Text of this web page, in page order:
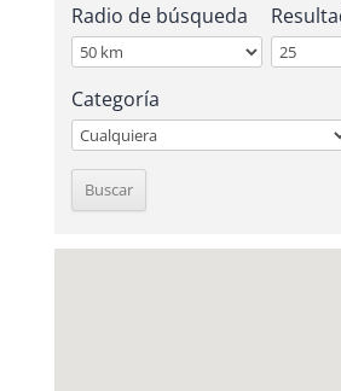
Radio de búsqueda
Categoría